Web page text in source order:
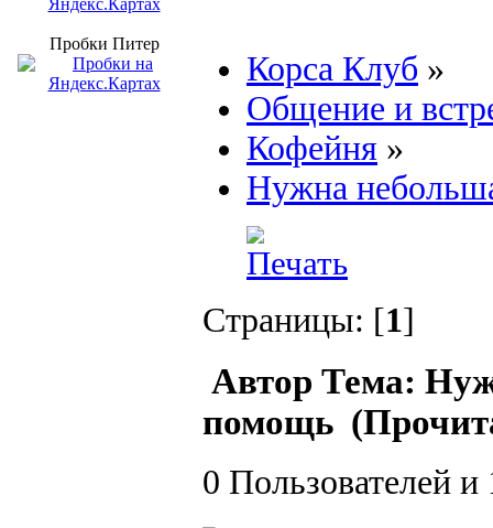
Пробки Питер
Корса Клуб »
Общение и
Кофейня »
Нужна
Страницы: [1]
Автор Тема:
помощь
0 Пользователей